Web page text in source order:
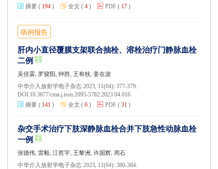
摘要 ( 194 ) 全文 ( 4 ) PDF ( 17 )
病例报告
肝内小直径覆膜支架联合抽栓、溶栓治疗门静脉血栓
二例
吴佳霖, 罗骏阳, 钟胜, 王有枝, 姜在波
中华介入放射学电子杂志 2023, 11(04): 377-379.
DOI:10.3877/cma.j.issn.2095-5782.2023.04.016
摘要 ( 141 ) 全文 ( 6 ) PDF ( 31 )
杂交手术治疗下肢深静脉血栓合并下肢急性动脉血栓
一例
张德伟, 雷毅, 江哲宇, 王黎洲, 许国辉, 周石
中华介入放射学电子杂志 2023, 11(04): 380-384.